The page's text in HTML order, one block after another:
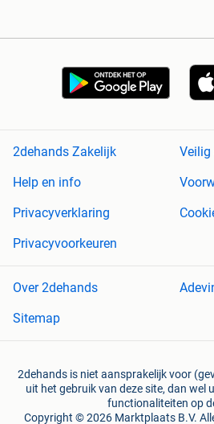
2dehands Zakelijk
Veilig
Help en info
Privacyverklaring
Privacyvoorkeuren
Over 2dehands
Sitemap
2dehands is niet aansprakelijk voor
uit het gebruik van deze site, dan wel
functionaliteiten op
Copyright © 2026 Marktplaats B.V.